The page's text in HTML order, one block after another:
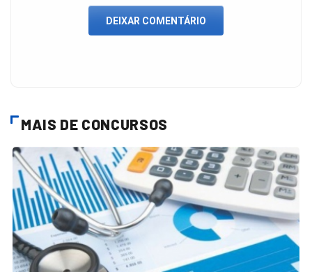
DEIXAR COMENTÁRIO
MAIS DE CONCURSOS